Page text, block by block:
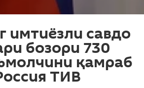
имтиёзли савдо
бозори 730
қамраб
ТИВ